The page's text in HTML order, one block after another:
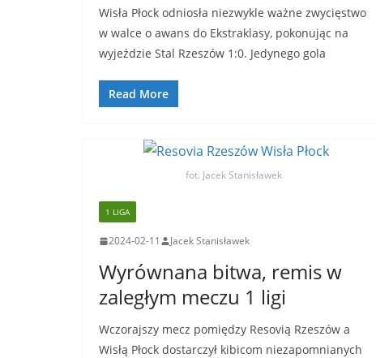
Wisła Płock odniosła niezwykle ważne zwycięstwo
w walce o awans do Ekstraklasy, pokonując na
wyjeździe Stal Rzeszów 1:0. Jedynego gola
Read More
fot. Jacek Stanisławek
1 LIGA
2024-02-11 Jacek Stanisławek
Wyrównana bitwa, remis w
zaległym meczu 1 ligi
Wczorajszy mecz pomiędzy Resovią Rzeszów a
Wisłą Płock dostarczył kibicom niezapomnianych